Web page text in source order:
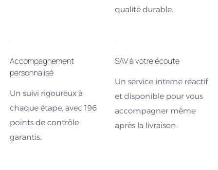
qualité durable.
Accompagnement
personnalisé
Un suivi rigoureux à
chaque étape, avec 196
points de contrôle
garantis.
SAV à votre écoute
Un service interne réactif
et disponible pour vous
accompagner même
après la livraison.